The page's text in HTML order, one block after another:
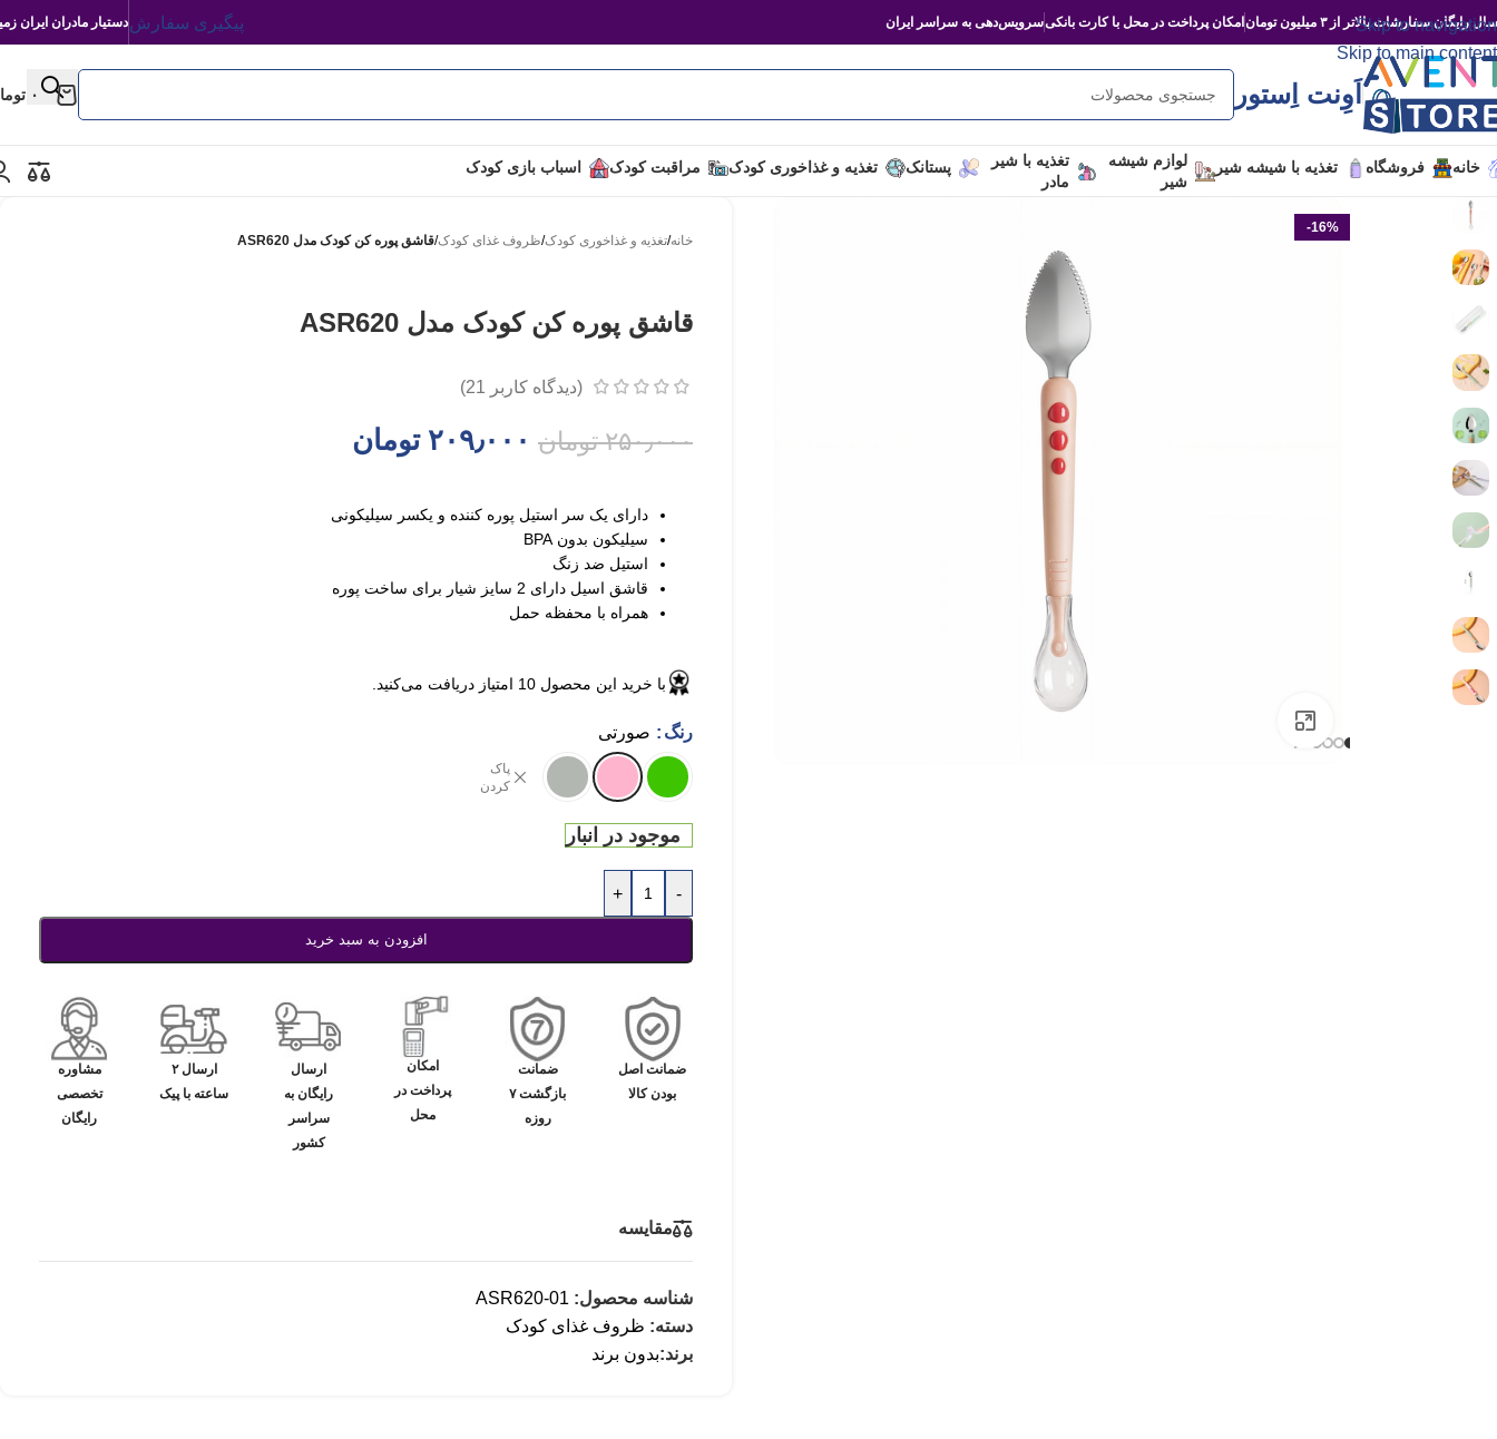
Skip to navigation
Skip to main content
رایگان سفارشات بالاتر از ۳ میلیون تومان امکان پرداخت در محل با کارت بانکیسرویس‌دهی به سراسر ایران پیگیری سفارشدستیار مادران ایران
اَوِنت اِستور ۰
خانه فروشگاه تغذیه با شیشه شیر
لوازم شیشه
شیر
تغذیه با شیر
مادر
پستانک تغذیه و غذاخوری کودک مراقبت کودک اسباب بازی کودک
-16%
خانه/تغذیه و غذاخوری کودک/ظروف غذای کودک/قاشق پوره کن کودک مدل ASR620
قاشق پوره کن کودک مدل ASR620
(دیدگاه کاربر 21
)
۲۵۰٫۰۰۰ تومان ۲۰۹٫۰۰۰ تومان
دارای یک سر استیل پوره کننده و یکسر سیلیکونی
سیلیکون بدون BPA
استیل ضد زنگ
قاشق اسیل دارای 2 سایز شیار برای ساخت پوره
همراه با محفظه حمل
با خرید این محصول 10 امتیاز دریافت می‌کنید.
رنگ صورتی
پاک
کردن
موجود در انبار
-
+
افزودن به سبد خرید
ضمانت اصل
بودن کالا
ضمانت
بازگشت ۷
روزه
امکان
پرداخت در
محل
ارسال
رایگان به
سراسر
کشور
ارسال ۲
ساعته با پیک
مشاوره
تخصصی
رایگان
مقایسه
شناسه محصول: ASR620-01
دسته: ظروف غذای کودک
برند:بدون برند